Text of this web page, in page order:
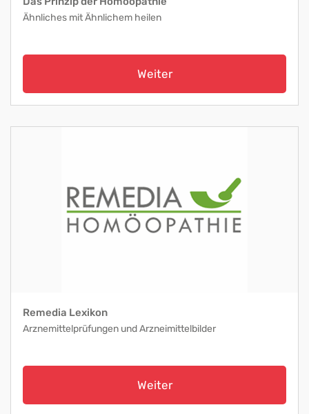
Ähnliches mit Ähnlichem heilen
Weiter
Remedia Lexikon
Arznemittelprüfungen und Arzneimittelbilder
Weiter